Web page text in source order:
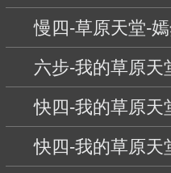
慢四-草原天堂-
六步-我的草原天
快四-我的草原天
快四-我的草原天堂